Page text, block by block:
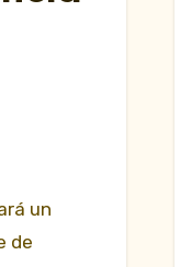
un
de